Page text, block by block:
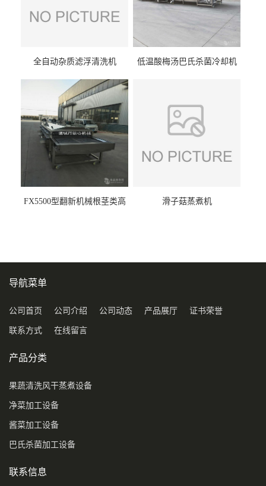
全自动杂质滤浮清洗机 低温酸梅汤巴氏杀菌冷却机
FX5500型翻新机械根茎类高
滑子菇蒸煮机
导航菜单
公司首页 公司介绍 公司动态 产品展厅 证书荣誉
联系方式 在线留言
产品分类
果蔬清洗风干蒸煮设备
净菜加工设备
酱菜加工设备
巴氏杀菌加工设备
联系信息